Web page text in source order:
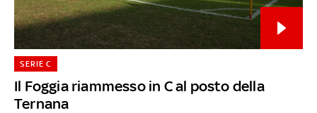
Il Foggia riammesso in C al posto della
Ternana
SERIE C